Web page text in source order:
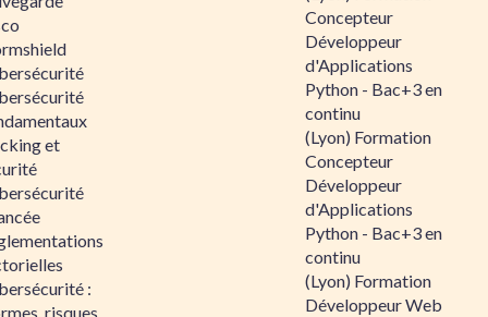
et
:
risques
Concepteur
Développeur
d'Applications
Python - Bac+3 en
continu
(Lyon) Formation
Concepteur
Développeur
d'Applications
Python - Bac+3 en
continu
(Lyon) Formation
Développeur Web